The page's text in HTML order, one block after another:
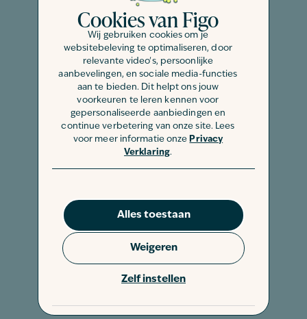
Cookies van Figo
Wij gebruiken cookies om je
websitebeleving te optimaliseren, door
relevante video's, persoonlijke
aanbevelingen, en sociale media-functies
aan te bieden. Dit helpt ons jouw
voorkeuren te leren kennen voor
gepersonaliseerde aanbiedingen en
continue verbetering van onze site. Lees
voor meer informatie onze Privacy
Verklaring.
Alles toestaan
Zelf instellen
Weigeren